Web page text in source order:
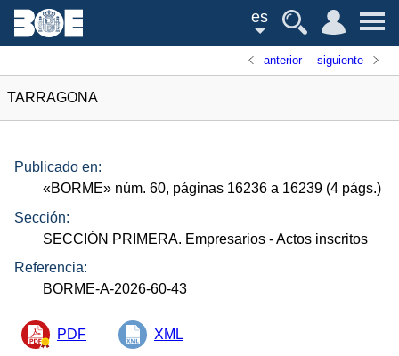
es
anterior siguiente
TARRAGONA
Publicado en:
«BORME» núm. 60, páginas 16236 a 16239 (4 págs.)
Sección:
SECCIÓN PRIMERA. Empresarios - Actos inscritos
Referencia:
BORME-A-2026-60-43
PDF XML